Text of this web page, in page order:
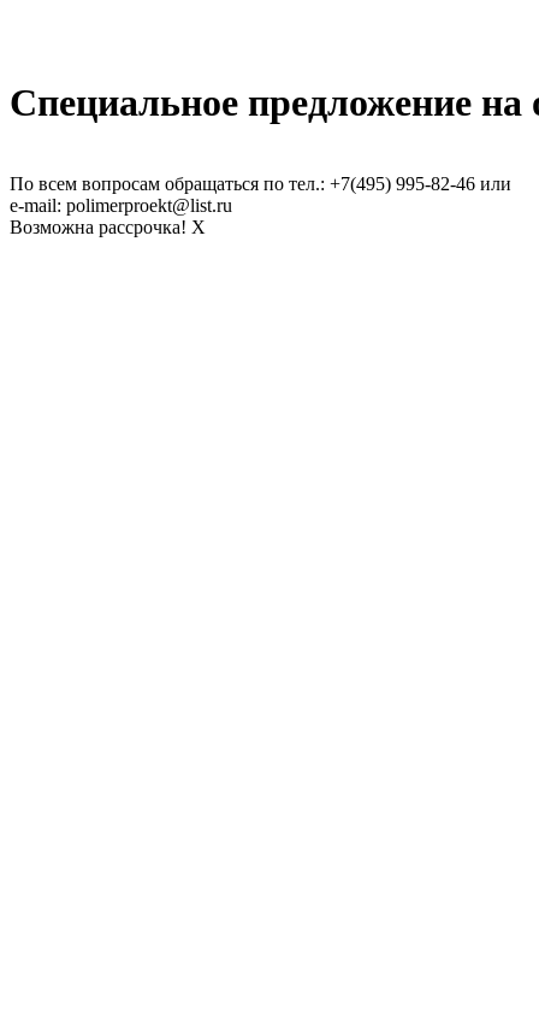
Специальное предложение на
По всем вопросам обращаться по тел.: +7(495) 995-82-46 или
e-mail: polimerproekt@list.ru
Возможна рассрочка! X